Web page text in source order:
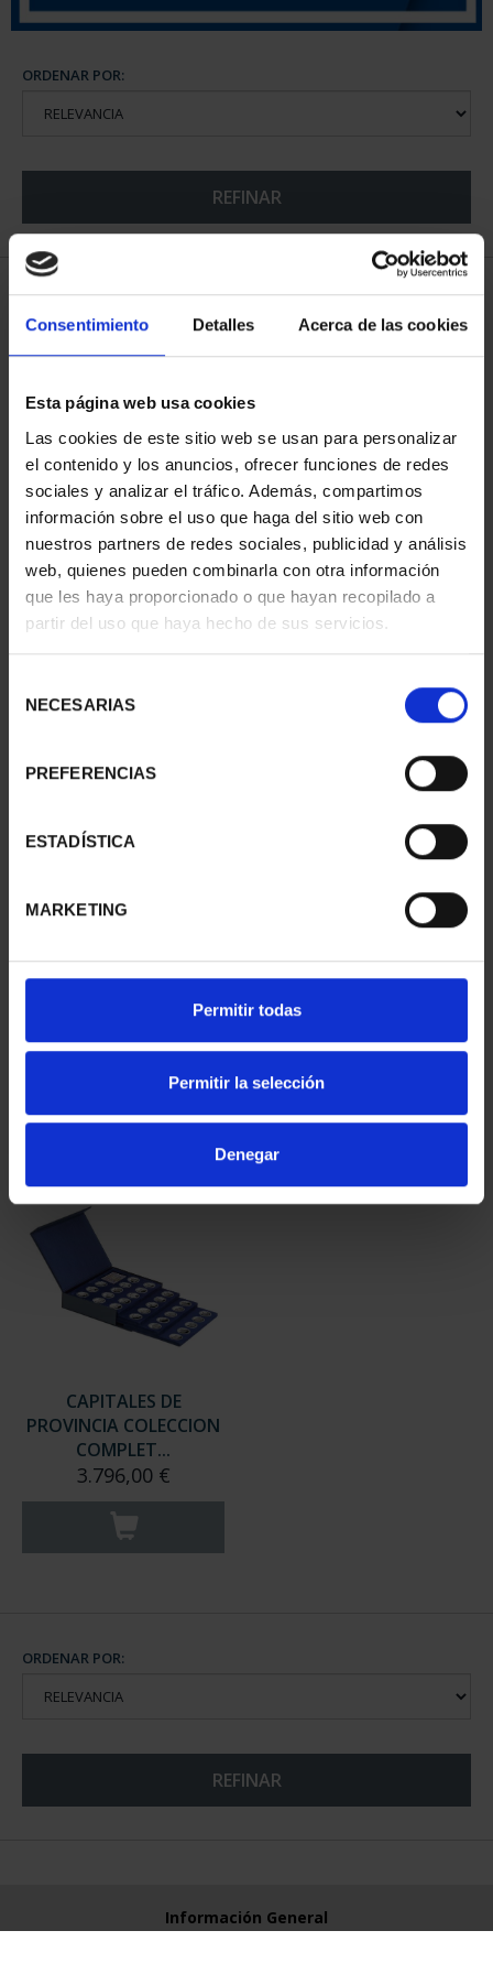
Consentimiento Detalles Acerca de las cookies
Esta página web usa cookies
Las cookies de este sitio web se usan para personalizar
el contenido y los anuncios, ofrecer funciones de redes
sociales y analizar el tráfico. Además, compartimos
información sobre el uso que haga del sitio web con
nuestros partners de redes sociales, publicidad y análisis
web, quienes pueden combinarla con otra información
que les haya proporcionado o que hayan recopilado a
partir del uso que haya hecho de sus servicios.
NECESARIAS
PREFERENCIAS
ESTADÍSTICA
MARKETING
Permitir todas
Permitir la selección
Denegar
ORDENAR POR:
REFINAR
5 Productos encontrados
SUSCRIPCIÓN
CAPITALES DE
PROVINCIA 1
949,00 €
Sólo para usuarios
registrados
SUSCRIPCIÓN
CAPITALES DE
PROVINCIA 2
949,00 €
Sólo para usuarios
registrados
PROVINCIA 3
registrados
PROVINCIA 4
registrados
CAPITALES DE
PROVINCIA COLECCION
COMPLET...
3.796,00 €
ORDENAR POR:
REFINAR
Información General